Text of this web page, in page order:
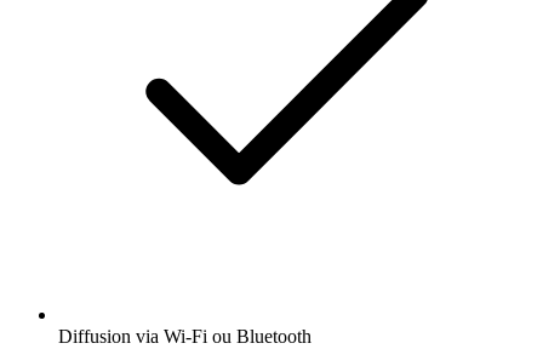
Diffusion via Wi-Fi ou Bluetooth